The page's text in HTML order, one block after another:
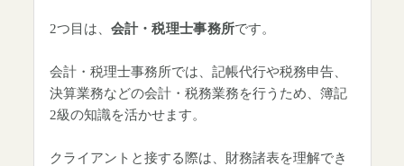
2つ目は、 会計・税理士事務所です。
会計・税理士事務所では、記帳代行や税務申告、
決算業務などの会計・税務業務を行うため、簿記
2級の知識を活かせます。
クライアントと接する際は、財務諸表を理解でき